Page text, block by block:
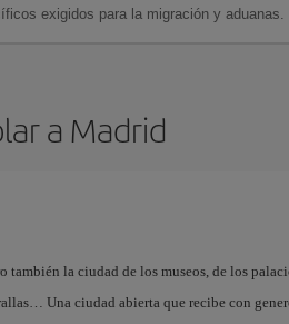
exigidos para la migración y aduanas.
a Madrid
también la ciudad de los museos, de los
Una ciudad abierta que recibe con